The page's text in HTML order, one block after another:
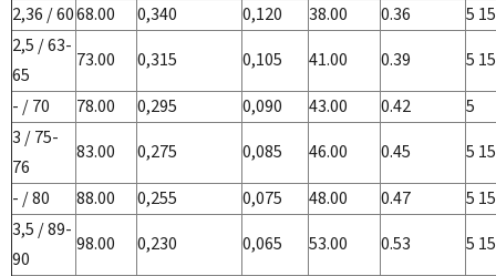
2,36 / 6068.00 0,340 0,120 38.00 0.36
5 15
2,5 / 63-
65
73.00 0,315 0,105 41.00 0.39
5 15
- / 70
78.00 0,295 0,090 43.00 0.42
5
3 / 75-
76
83.00 0,275 0,085 46.00 0.45
5 15
- / 80
88.00 0,255 0,075 48.00 0.47
5 15
3,5 / 89-
90
98.00 0,230 0,065 53.00 0.53
5 15